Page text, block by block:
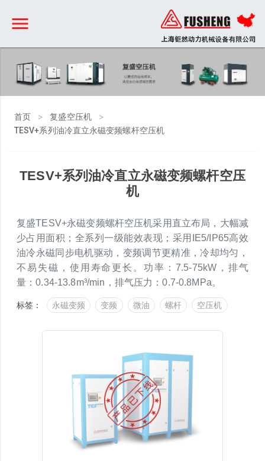
首页 > 复盛空压机 >
TESV+系列油冷直立永磁变频螺杆空压机
TESV+系列油冷直立永磁变频螺杆空压
机
复盛TESV+永磁变频螺杆空压机采用直立布局，大幅减
少占用面积；全系列一级能效表现；采用IE5/IP65高效
油冷永磁同步电机驱动，变频调节更精准，冷却均匀，
不易失磁，使用寿命更长。功率：7.5-75kW，排气
量：0.34-13.8m³/min，排气压力：0.7-0.8MPa。
标签： 永磁变频 变频 微油 螺杆 空压机